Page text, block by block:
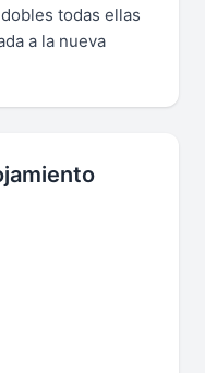
todas ellas
a la nueva